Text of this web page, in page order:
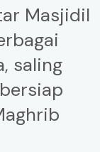
Masjidil
saling